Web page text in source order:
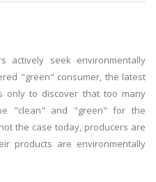
actively seek environmentally
"green" consumer, the latest
only to discover that too many
"clean" and "green" for the
the case today, producers are
products are environmentally